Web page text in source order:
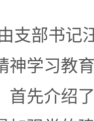
支部书记
神学习教
首先介绍